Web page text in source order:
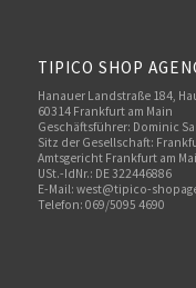
TIPICO SHOP
Hanauer Landstraße 184,
60314 Frankfurt am Main
Geschäftsführer: Dominic
Sitz der Gesellschaft:
Amtsgericht Frankfurt am
USt.-IdNr.: DE 322446886
E-Mail: west@tipico-
Telefon: 069/5095 4690